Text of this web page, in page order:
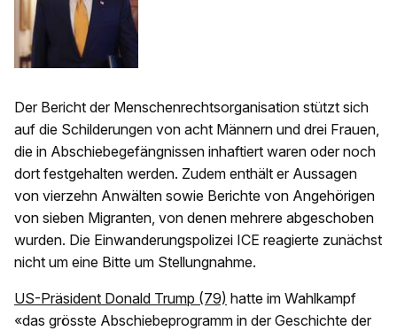
Der Bericht der Menschenrechtsorganisation stützt sich
auf die Schilderungen von acht Männern und drei Frauen,
die in Abschiebegefängnissen inhaftiert waren oder noch
dort festgehalten werden. Zudem enthält er Aussagen
von vierzehn Anwälten sowie Berichte von Angehörigen
von sieben Migranten, von denen mehrere abgeschoben
wurden. Die Einwanderungspolizei ICE reagierte zunächst
nicht um eine Bitte um Stellungnahme.
US-Präsident Donald Trump (79) hatte im Wahlkampf
«das grösste Abschiebeprogramm in der Geschichte der